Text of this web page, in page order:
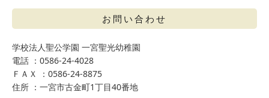
お問い合わせ
学校法人聖公学園 一宮聖光幼稚園
電話 ：0586-24-4028
ＦＡＸ ：0586-24-8875
住所 ：一宮市古金町1丁目40番地